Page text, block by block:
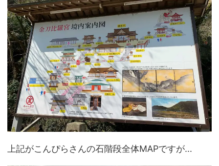
上記がこんぴらさんの石階段全体MAPですが...